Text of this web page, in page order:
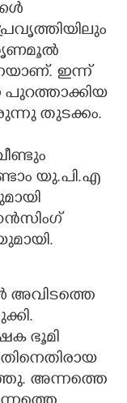
പ്രവൃത്തിയിലും
തൃണമൂൽ
ഇന്ന്
തുടക്കം.
യു.പി.എ
അവിടത്തെ
ഭൂമി
അന്നത്തെ